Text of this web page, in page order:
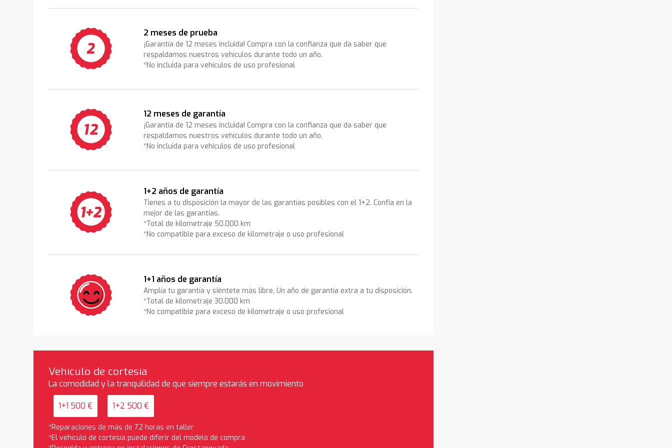
2 meses de prueba
¡Garantía de 12 meses incluida! Compra con la confianza que da saber que
respaldamos nuestros vehículos durante todo un año.
*No incluida para vehículos de uso profesional
12 meses de garantía
¡Garantía de 12 meses incluida! Compra con la confianza que da saber que
respaldamos nuestros vehículos durante todo un año.
*No incluida para vehículos de uso profesional
1+2 años de garantía
Tienes a tu disposición la mayor de las garantías posibles con el 1+2. Confía en la
mejor de las garantías.
*Total de kilometraje 50.000 km
*No compatible para exceso de kilometraje o uso profesional
1+1 años de garantía
Amplía tu garantía y siéntete más libre. Un año de garantía extra a tu disposición.
*Total de kilometraje 30.000 km
*No compatible para exceso de kilometraje o uso profesional
Vehículo de cortesía
La comodidad y la tranquilidad de que siempre estarás en movimiento
1+1 500 € 1+2 500 €
*Reparaciones de más de 72 horas en taller
*El vehículo de cortesía puede diferir del modelo de compra